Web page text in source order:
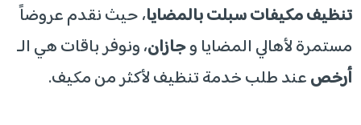
تنظيف مكيفات سبلت بالمضايا، حيث نقدم عروضاً
مستمرة لأهالي المضايا وجازان، ونوفر باقات هي الـ
أرخصعند طلب خدمة تنظيف لأكثر من مكيف.